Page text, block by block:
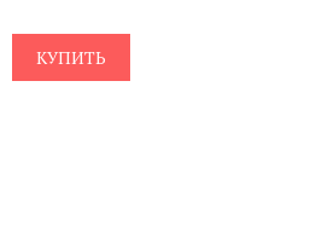
КУПИТЬ